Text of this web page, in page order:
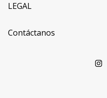
LEGAL
Contáctanos